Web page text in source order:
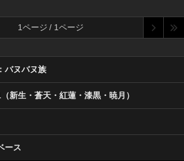
1ページ / 1ページ
バヌバヌ族
新生・蒼天・紅蓮・漆黒・暁月）
ース